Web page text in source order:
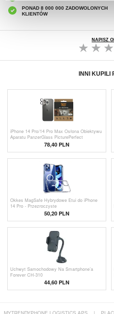
PONAD 8 000 000 ZADOWOLONYCH
KLIENTÓW
NAPISZ
INNI KUPILI
iPhone 14 Pro/14 Pro Max Osłona Obiektywu
Aparatu PanzerGlass PicturePerfect
78,40 PLN
Okkes MagSafe Hybrydowe Etui do iPhone
14 Pro - Przezroczyste
50,20 PLN
Uchwyt Samochodowy Na Smartphone’a
Forever CH-310
44,60 PLN